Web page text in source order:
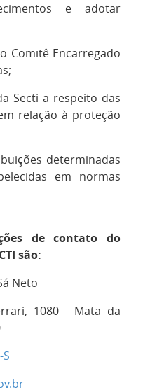
e adotar
Comitê Encarregado
Secti a respeito das
relação à proteção
determinadas
em normas
de contato do
são:
Neto
1080 - Mata da